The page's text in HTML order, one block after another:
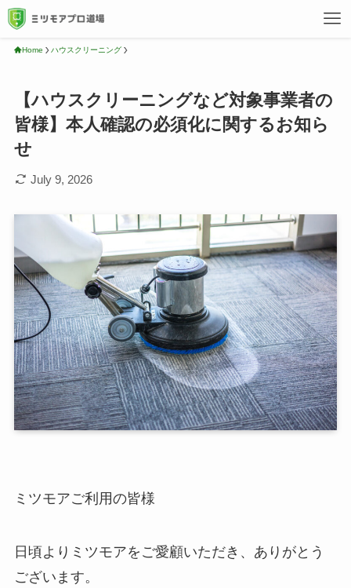
Home ハウスクリーニング
【ハウスクリーニングなど対象事業者の
皆様】本人確認の必須化に関するお知ら
せ
July 9, 2026
ミツモアご利用の皆様
日頃よりミツモアをご愛顧いただき、ありがとう
ございます。